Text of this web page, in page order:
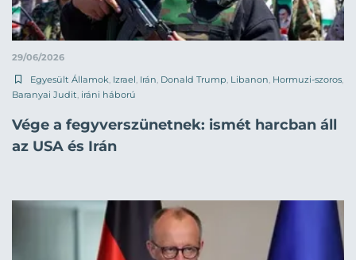
29/06/2026
Egyesült Államok Izrael Irán Donald Trump Libanon Hormuzi-szoros
Baranyai Judit iráni háború
Vége a fegyverszünetnek: ismét harcban áll
az USA és Irán